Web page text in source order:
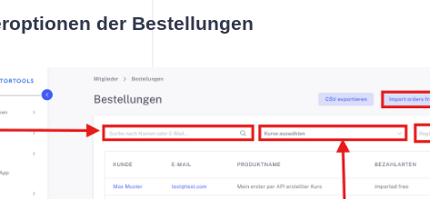
der Bestellungen